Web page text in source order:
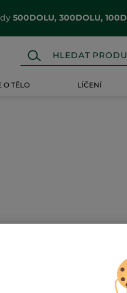
500DOLU, 300DOLU,
O TĚLO LÍČENÍ